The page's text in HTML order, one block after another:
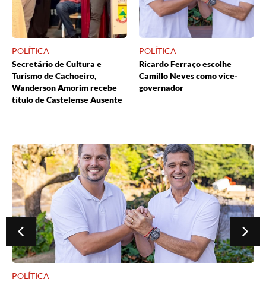
POLÍTICA
Secretário de Cultura e
Turismo de Cachoeiro,
Wanderson Amorim recebe
título de Castelense Ausente
POLÍTICA
Ricardo Ferraço escolhe
Camillo Neves como vice-
governador
POLÍTICA